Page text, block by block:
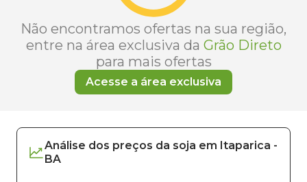
Não encontramos ofertas na sua região,
entre na área exclusiva da Grão Direto
para mais ofertas
Acesse a área exclusiva
Análise dos preços da soja em Itaparica -
BA